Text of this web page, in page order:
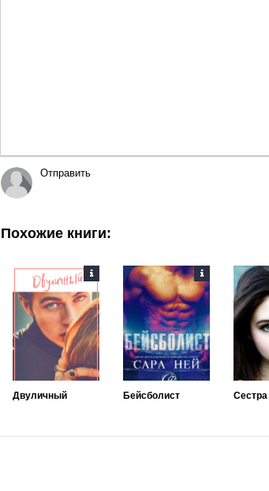
Отправить
Похожие книги:
Двуличный Бейсболист